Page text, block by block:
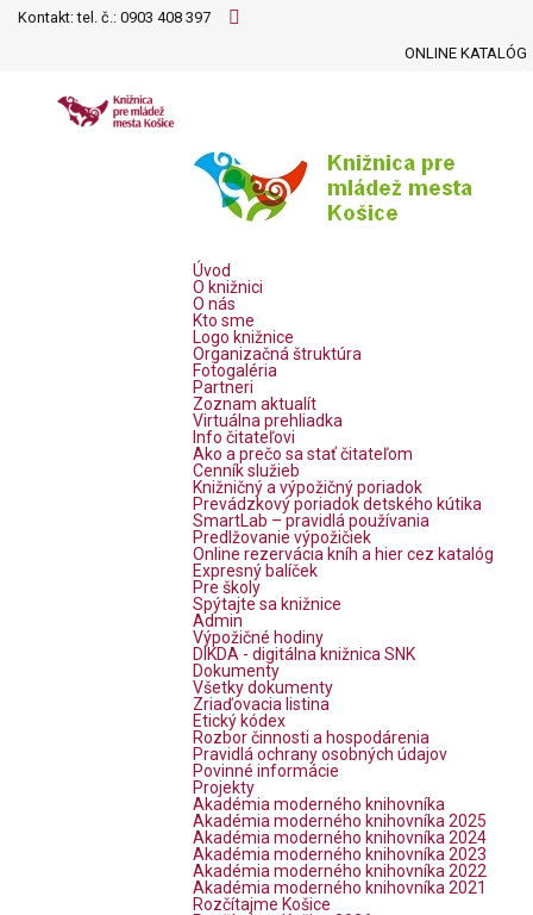
Kontakt: tel. č.: 0903 408 397
ONLINE KATALÓG
Úvod
O knižnici
O nás
Kto sme
Logo knižnice
Organizačná štruktúra
Fotogaléria
Partneri
Zoznam aktualít
Virtuálna prehliadka
Info čitateľovi
Ako a prečo sa stať čitateľom
Cenník služieb
Knižničný a výpožičný poriadok
Prevádzkový poriadok detského kútika
SmartLab – pravidlá používania
Predlžovanie výpožičiek
Online rezervácia kníh a hier cez katalóg
Expresný balíček
Pre školy
Spýtajte sa knižnice
Admin
Výpožičné hodiny
DIKDA - digitálna knižnica SNK
Dokumenty
Všetky dokumenty
Zriaďovacia listina
Etický kódex
Rozbor činnosti a hospodárenia
Pravidlá ochrany osobných údajov
Povinné informácie
Projekty
Akadémia moderného knihovníka
Akadémia moderného knihovníka 2025
Akadémia moderného knihovníka 2024
Akadémia moderného knihovníka 2023
Akadémia moderného knihovníka 2022
Akadémia moderného knihovníka 2021
Rozčítajme Košice